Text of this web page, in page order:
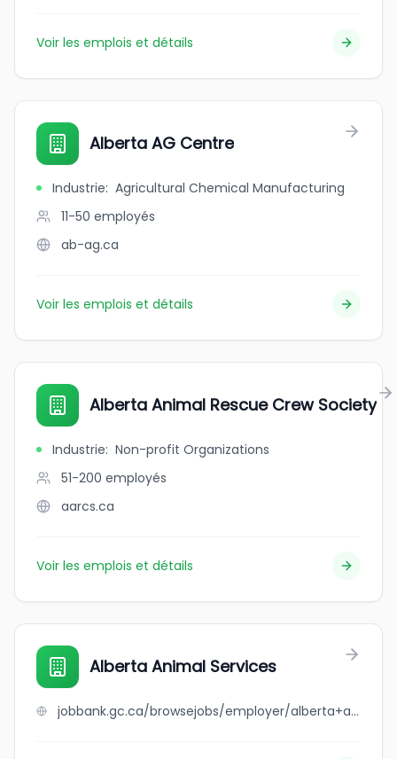
Voir les emplois et détails
Alberta AG Centre
Industrie: Agricultural Chemical Manufacturing
11-50 employés
ab-ag.ca
Voir les emplois et détails
Alberta Animal Rescue Crew Society
Industrie: Non-profit Organizations
51-200 employés
aarcs.ca
Voir les emplois et détails
Alberta Animal Services
jobbank.gc.ca/browsejobs/employer/alberta+animal+services/ca